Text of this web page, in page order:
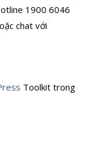
1900 6046
chat với
Toolkit trong